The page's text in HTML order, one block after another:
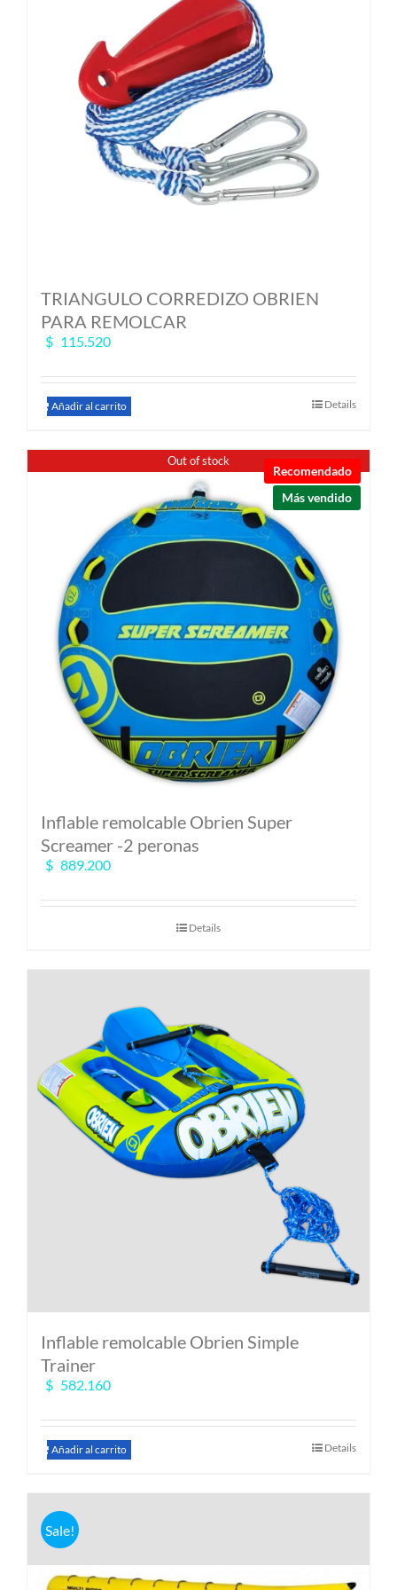
TRIANGULO CORREDIZO OBRIEN
PARA REMOLCAR
$ 115.520
Añadir al carrito Details
Out of stock
Recomendado
Más vendido
Inflable remolcable Obrien Super
Screamer -2 peronas
$ 889.200
Details
Inflable remolcable Obrien Simple
Trainer
$ 582.160
Añadir al carrito Details
Sale!